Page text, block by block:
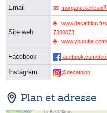
Email
Site web
www.decathlon.fr/
7300073
Facebook facebook.com/
Instagram @decathlon
Plan et adresse